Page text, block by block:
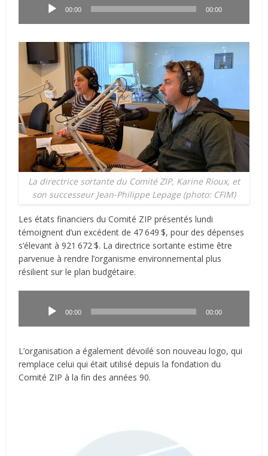
00:00 00:00
La directrice sortante du Comité ZIP, Karine Rioux, et
son successeur Jean-Philippe Lepage (photo: CFIM)
Les états financiers du Comité ZIP présentés lundi
témoignent d’un excédent de 47.649 .$, pour des dépenses
s’élevant à 921 .672 .$. La directrice sortante estime être
parvenue à rendre l’organisme environnemental plus
résilient sur le plan budgétaire.
00:00 00:00
L’organisation a également dévoilé son nouveau logo, qui
remplace celui qui était utilisé depuis la fondation du
Comité ZIP à la fin des années 90.